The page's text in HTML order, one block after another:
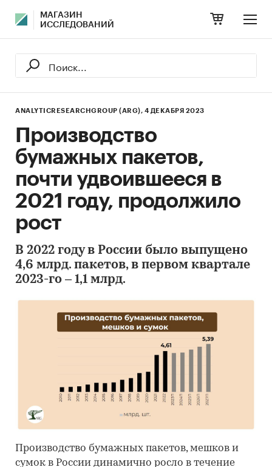
МАГАЗИН
ИССЛЕДОВАНИЙ
ANALYTICRESEARCHGROUP (ARG), 4 ДЕКАБРЯ 2023
Производство
бумажных пакетов,
почти удвоившееся в
2021 году, продолжило
рост
В 2022 году в России было выпущено
4,6 млрд. пакетов, в первом квартале
2023-го – 1,1 млрд.
Производство бумажных пакетов, мешков и
сумок в России динамично росло в течение